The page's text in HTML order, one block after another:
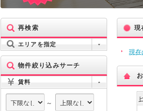
再検索
エリアを指定
物件絞り込みサーチ
賃料
～
現
現在